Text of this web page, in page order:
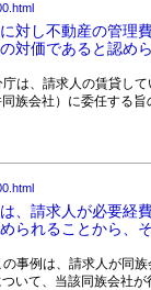
対し不動産の管理
対価であると認め
、請求人の賃貸して
族会社）に委任する
、請求人が必要経
られることから、
例は、請求人が同族
いて、当該同族会社